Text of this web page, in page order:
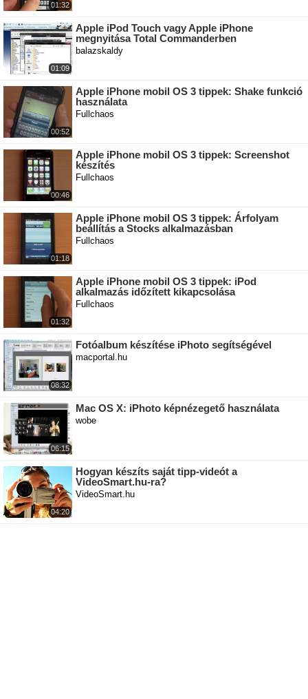
01:32
01:09
Apple iPod Touch vagy Apple iPhone
megnyitása Total Commanderben
balazskaldy
00:52
Apple iPhone mobil OS 3 tippek: Shake funkció
használata
Fullchaos
00:46
Apple iPhone mobil OS 3 tippek: Screenshot
készítés
Fullchaos
01:18
Apple iPhone mobil OS 3 tippek: Árfolyam
beállítás a Stocks alkalmazásban
Fullchaos
01:32
Apple iPhone mobil OS 3 tippek: iPod
alkalmazás időzített kikapcsolása
Fullchaos
08:32
Fotóalbum készítése iPhoto segítségével
macportal.hu
06:15
Mac OS X: iPhoto képnézegető használata
wobe
04:20
Hogyan készíts saját tipp-videót a
VideoSmart.hu-ra?
VideoSmart.hu